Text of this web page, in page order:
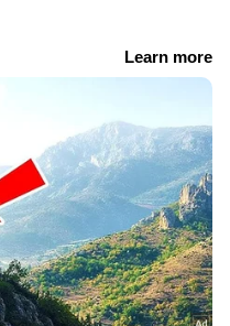
Malayalam news live: താൻ
പ്രതിയെ ഒളിപ്പിച്ചിട്ടില്ലെന്ന്
ഡെലീറ്റ ടൈറ്റസ്;
എത്തിയത്
പിടികൂടിയത്
ഫ്ലാറ്റിൽ